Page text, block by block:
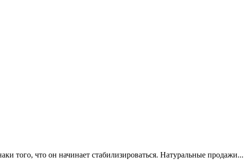
того, что он начинает стабилизироваться. Натуральные продажи...